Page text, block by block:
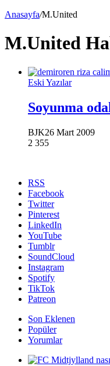
Anasayfa/M.United
M.United
Eski Yazılar
Soyunma
BJK26 Mart 2009
2 355
RSS
Facebook
Twitter
Pinterest
LinkedIn
YouTube
Tumblr
SoundCloud
Instagram
Spotify
TikTok
Patreon
Son Eklenen
Popüler
Yorumlar